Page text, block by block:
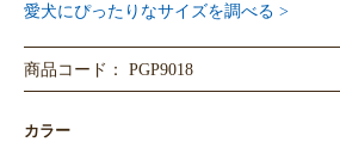
愛犬にぴったりなサイズを調べる >
商品コード： PGP9018
カラー